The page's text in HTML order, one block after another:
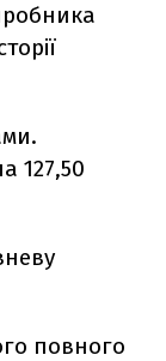
127,50
повного